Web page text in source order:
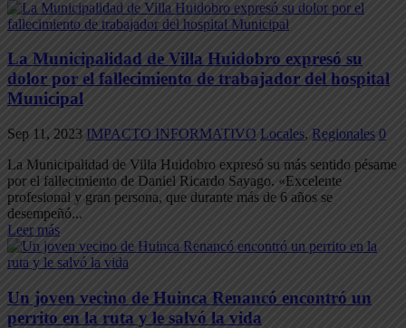
La Municipalidad de Villa Huidobro expresó su
dolor por el fallecimiento de trabajador del hospital
Municipal
Sep 11, 2023 IMPACTO INFORMATIVO Locales, Regionales 0
La Municipalidad de Villa Huidobro expresó su más sentido pésame
por el fallecimiento de Daniel Ricardo Sayago. «Excelente
profesional y gran persona, que durante más de 6 años se
desempeñó...
Leer más
Un joven vecino de Huinca Renancó encontró un
perrito en la ruta y le salvó la vida